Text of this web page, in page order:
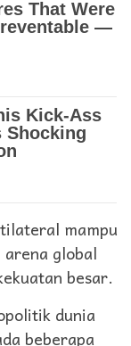
mampu
global
besar.
dunia
beberapa